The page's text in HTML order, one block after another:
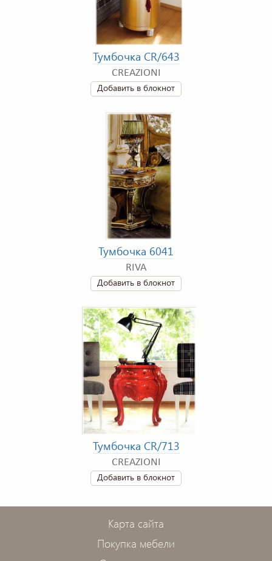
Тумбочка CR/643
CREAZIONI
Добавить в блокнот
Тумбочка 6041
RIVA
Добавить в блокнот
Тумбочка CR/713
CREAZIONI
Добавить в блокнот
Карта сайта
Покупка мебели